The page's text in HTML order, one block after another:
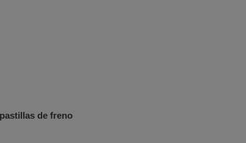
de freno